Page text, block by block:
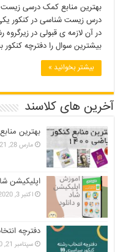
درس زیست شناسی در کنکور
بیشترین سوال را دفترچه
بیشتر بخوانید »
آخرین های کلاسند
بهترین
مارس 28, 2021
اپلیکیشن
اکتبر 3, 2020
دفترچه انتخاب
سپتامبر 21, 2020